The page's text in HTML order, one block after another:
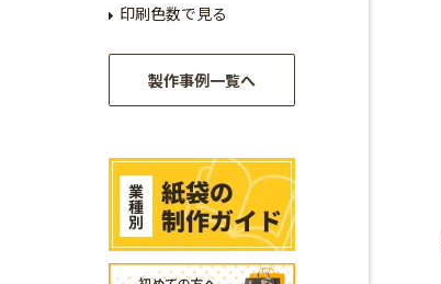
印刷色数で見る
製作事例一覧へ